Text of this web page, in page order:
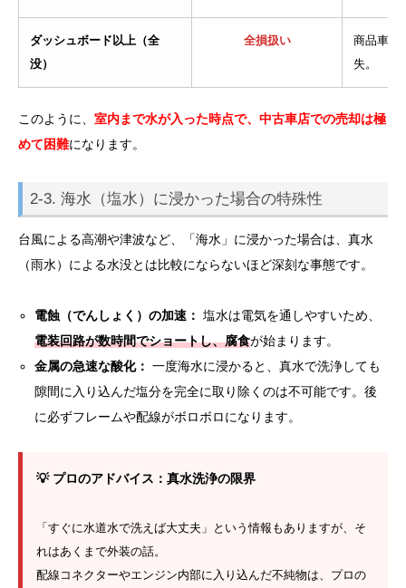
ダッシュボード以上（全
没）
全損扱い
商品車と
失。
このように、 室内まで水が入った時点で、中古車店での売却は極
めて困難になります。
2-3. 海水（塩水）に浸かった場合の特殊性
台風による高潮や津波など、「海水」に浸かった場合は、真水
（雨水）による水没とは比較にならないほど深刻な事態です。
電蝕（でんしょく）の加速： 塩水は電気を通しやすいため、
電装回路が数時間でショートし、腐食が始まります。
金属の急速な酸化： 一度海水に浸かると、真水で洗浄しても
隙間に入り込んだ塩分を完全に取り除くのは不可能です。後
に必ずフレームや配線がボロボロになります。
💡 プロのアドバイス：真水洗浄の限界
「すぐに水道水で洗えば大丈夫」という情報もありますが、そ
れはあくまで外装の話。
配線コネクターやエンジン内部に入り込んだ不純物は、プロの